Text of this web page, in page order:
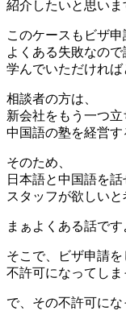
紹介したいと思いま
このケースもビザ申
よくある失敗なの
学んでいただければ
相談者の方は、
新会社をもう一つ立
中国語の塾を経営す
そのため、
日本語と中国語を話
スタッフが欲しいと
まぁよくある話です
そこで、ビザ申請を
不許可になってしま
で、その不許可に